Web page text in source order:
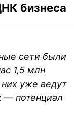
бизнеса
сети были
1,5 млн
них уже ведут
— потенциал